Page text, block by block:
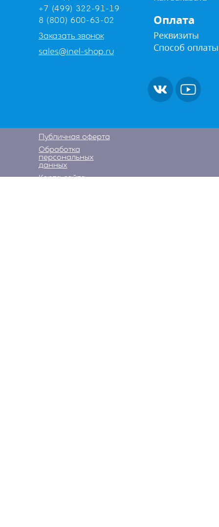
+7 (499) 322-91-19
8 (800) 600-63-02
Заказать звонок
sales@inel-shop.ru
Оплата
Реквизиты
Способ оплаты
Публичная оферта
Обработка
персональных
данных
Карта сайта